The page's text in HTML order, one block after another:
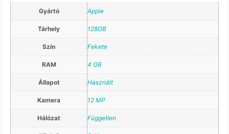
Gyártó Apple
Tárhely 128GB
Szín Fekete
RAM 4 GB
Állapot Használt
Kamera 12 MP
Hálózat Független